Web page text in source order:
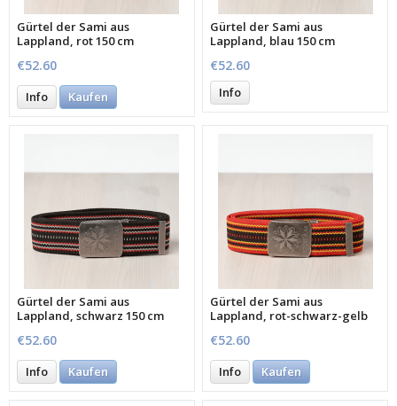
Gürtel der Sami aus
Lappland, rot 150 cm
€52.60
Info Kaufen
Gürtel der Sami aus
Lappland, blau 150 cm
€52.60
Info
Gürtel der Sami aus
Lappland, schwarz 150 cm
€52.60
Info Kaufen
Gürtel der Sami aus
Lappland, rot-schwarz-gelb
€52.60
Info Kaufen